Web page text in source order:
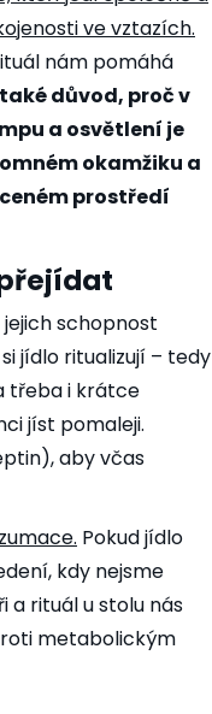
ve vztazích.
nám pomáhá
důvod, proč v
a osvětlení je
okamžiku a
prostředí
schopnost
jídlo ritualizují – tedy
třeba i krátce
jíst pomaleji.
aby včas
. Pokud jídlo
kdy nejsme
a rituál u stolu nás
metabolickým